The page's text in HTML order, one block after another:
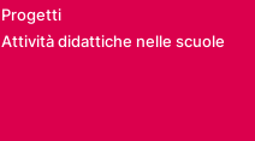
Progetti
Attività didattiche nelle scuole